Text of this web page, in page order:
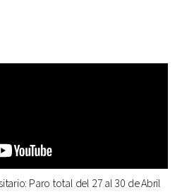
Paro total del 27 al 30 de Abril